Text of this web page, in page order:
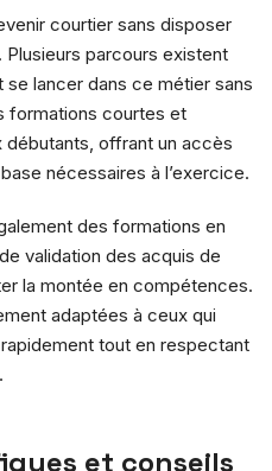
courtier sans disposer
Plusieurs parcours existent
lancer dans ce métier sans
formations courtes et
offrant un accès
nécessaires à l’exercice.
des formations en
validation des acquis de
la montée en compétences.
adaptées à ceux qui
tout en respectant
et conseils